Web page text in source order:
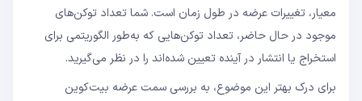
معیار، تغییرات عرضه در طول زمان است. شما تعداد توکن‌های
موجود در حال حاضر، تعداد توکن‌هایی که به‌طور الگوریتمی برای
استخراج یا انتشار در آینده تعیین شده‌اند را در نظر می‌گیرید.
برای درک بهتر این موضوع، به بررسی سمت عرضه بیت‌کوین